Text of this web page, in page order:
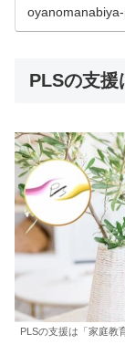
PLSの支援
PLSの支援は「家庭教